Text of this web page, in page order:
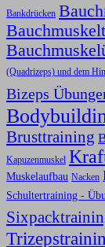
Bankdrücken
(Quadrizeps) und dem
Bizeps
Brusttraining
Kapuzenmuskel
Muskelaufbau Nacken
Schultertraining -